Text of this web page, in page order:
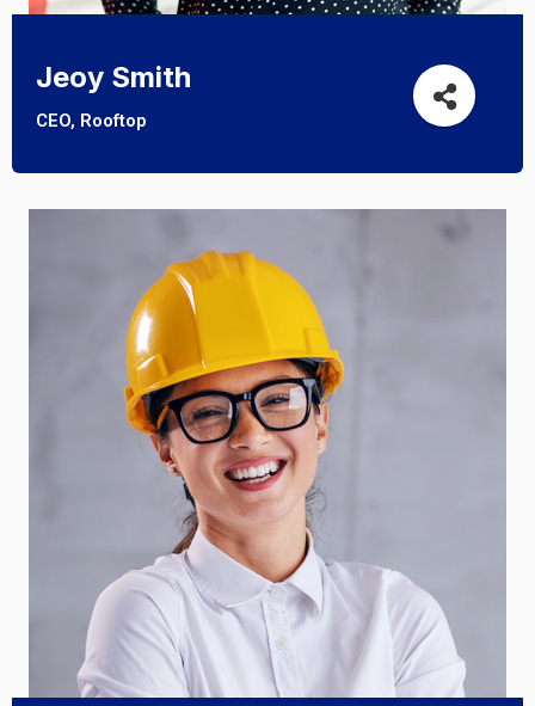
Jeoy Smith
CEO, Rooftop